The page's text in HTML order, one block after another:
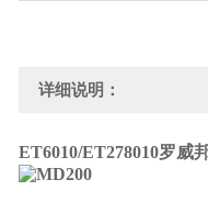
详细说明：
ET6010/ET278010罗威